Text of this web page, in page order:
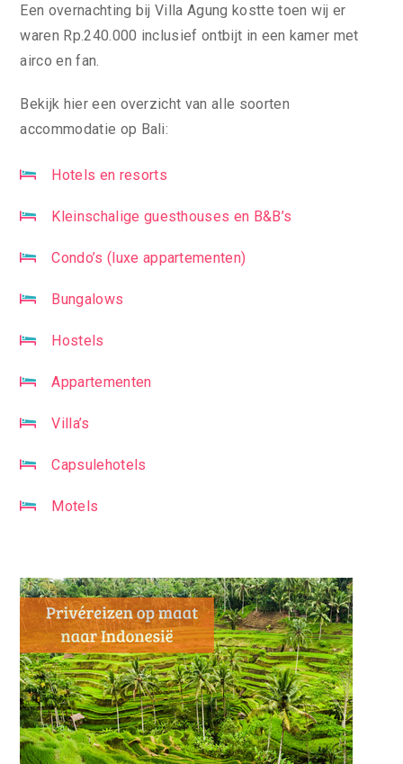
Een overnachting bij Villa Agung kostte toen wij er
waren Rp.240.000 inclusief ontbijt in een kamer met
airco en fan.
Bekijk hier een overzicht van alle soorten
accommodatie op Bali:
Hotels en resorts
Kleinschalige guesthouses en B&B’s
Condo’s (luxe appartementen)
Bungalows
Hostels
Appartementen
Villa’s
Capsulehotels
Motels